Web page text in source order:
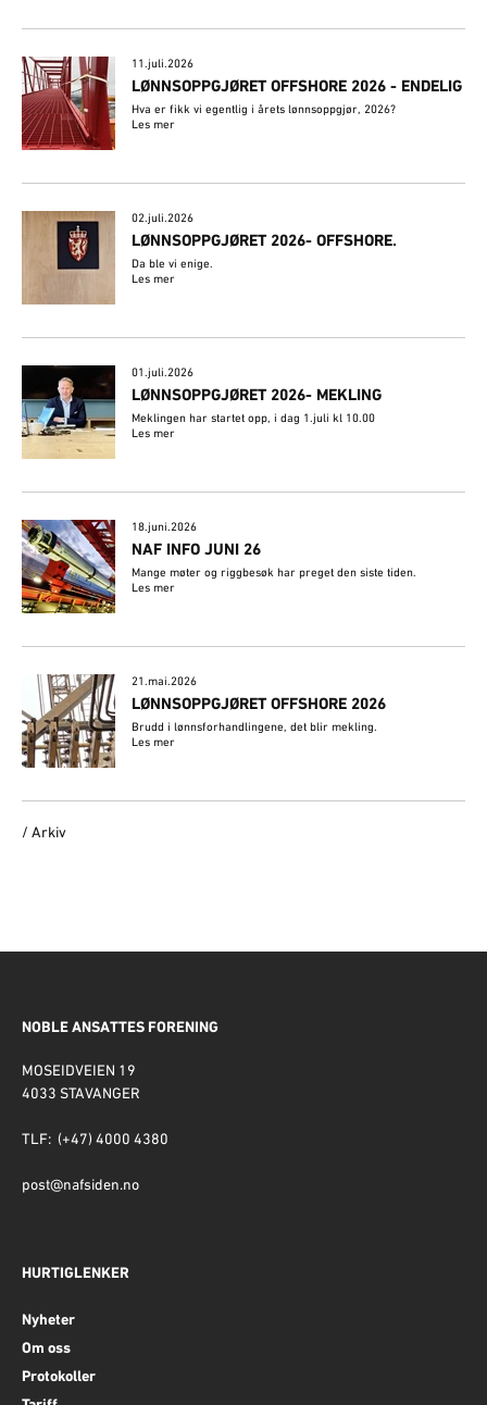
11.juli.2026
LØNNSOPPGJØRET OFFSHORE 2026 - ENDELIG
Hva er fikk vi egentlig i årets lønnsoppgjør, 2026?
Les mer
02.juli.2026
​LØNNSOPPGJØRET 2026- OFFSHORE.
Da ble vi enige.
Les mer
01.juli.2026
LØNNSOPPGJØRET 2026- MEKLING
Meklingen har startet opp, i dag 1.juli kl 10.00
Les mer
18.juni.2026
NAF INFO JUNI 26
Mange møter og riggbesøk har preget den siste tiden.
Les mer
21.mai.2026
LØNNSOPPGJØRET OFFSHORE 2026
Brudd i lønnsforhandlingene, det blir mekling.
Les mer
/ Arkiv
NOBLE ANSATTES FORENING
MOSEIDVEIEN 19
4033 STAVANGER
TLF: (+47) 4000 4380
post@nafsiden.no
HURTIGLENKER
Nyheter
Om oss
Protokoller